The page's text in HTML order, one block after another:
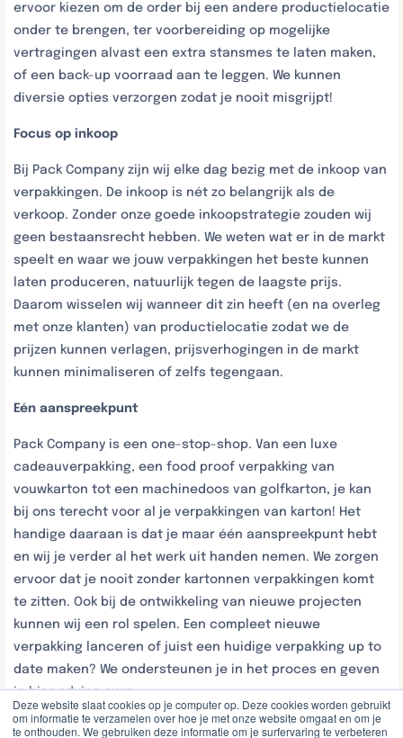
Deze website slaat cookies op je computer op. Deze cookies worden gebruikt
om informatie te verzamelen over hoe je met onze website omgaat en om je
te onthouden. We gebruiken deze informatie om je surfervaring te verbeteren
ervoor kiezen om de order bij een andere productielocatie
onder te brengen, ter voorbereiding op mogelijke
vertragingen alvast een extra stansmes te laten maken,
of een back-up voorraad aan te leggen. We kunnen
diversie opties verzorgen zodat je nooit misgrijpt!
Focus op inkoop
Bij Pack Company zijn wij elke dag bezig met de inkoop van
verpakkingen. De inkoop is nét zo belangrijk als de
verkoop. Zonder onze goede inkoopstrategie zouden wij
geen bestaansrecht hebben. We weten wat er in de markt
speelt en waar we jouw verpakkingen het beste kunnen
laten produceren, natuurlijk tegen de laagste prijs.
Daarom wisselen wij wanneer dit zin heeft (en na overleg
met onze klanten) van productielocatie zodat we de
prijzen kunnen verlagen, prijsverhogingen in de markt
kunnen minimaliseren of zelfs tegengaan.
Eén aanspreekpunt
Pack Company is een one-stop-shop. Van een luxe
cadeauverpakking, een food proof verpakking van
vouwkarton tot een machinedoos van golfkarton, je kan
bij ons terecht voor al je verpakkingen van karton! Het
handige daaraan is dat je maar één aanspreekpunt hebt
en wij je verder al het werk uit handen nemen. We zorgen
ervoor dat je nooit zonder kartonnen verpakkingen komt
te zitten. Ook bij de ontwikkeling van nieuwe projecten
kunnen wij een rol spelen. Een compleet nieuwe
verpakking lanceren of juist een huidige verpakking up to
date maken? We ondersteunen je in het proces en geven
je hier advies over.
Altijd op de hoogte